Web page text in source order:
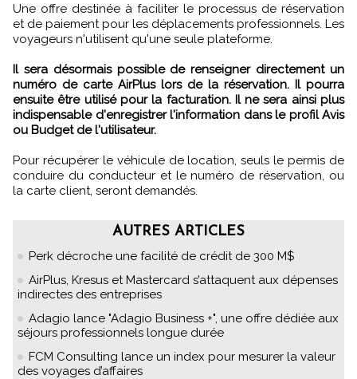
Une offre destinée à faciliter le processus de réservation
et de paiement pour les déplacements professionnels. Les
voyageurs n'utilisent qu'une seule plateforme.
Il sera désormais possible de renseigner directement un
numéro de carte AirPlus lors de la réservation. Il pourra
ensuite être utilisé pour la facturation. Il ne sera ainsi plus
indispensable d'enregistrer l'information dans le profil Avis
ou Budget de l'utilisateur.
Pour récupérer le véhicule de location, seuls le permis de
conduire du conducteur et le numéro de réservation, ou
la carte client, seront demandés.
AUTRES ARTICLES
Perk décroche une facilité de crédit de 300 M$
AirPlus, Kresus et Mastercard s’attaquent aux dépenses
indirectes des entreprises
Adagio lance "Adagio Business +", une offre dédiée aux
séjours professionnels longue durée
FCM Consulting lance un index pour mesurer la valeur
des voyages d’affaires